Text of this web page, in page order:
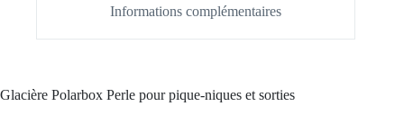
Informations complémentaires
Glacière Polarbox Perle pour pique-niques et sorties